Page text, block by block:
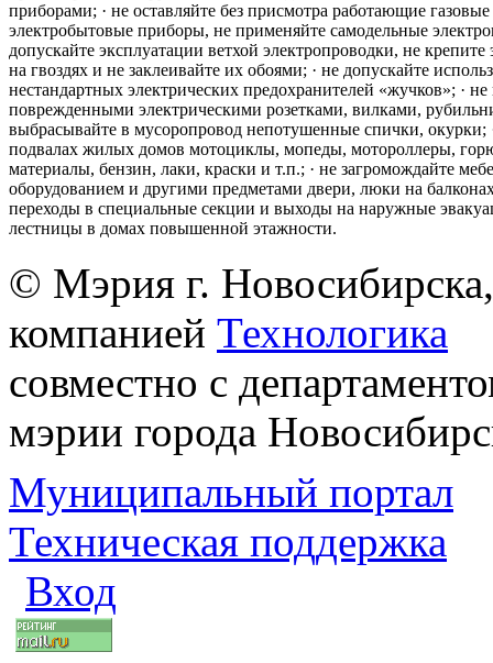
приборами; · не оставляйте без присмотра работающие
электробытовые приборы, не применяйте самодельные
допускайте эксплуатации ветхой электропроводки, не крепите
на гвоздях и не заклеивайте их обоями; · не допускайте
нестандартных электрических предохранителей «жучков»; · не
поврежденными электрическими розетками, вилками,
выбрасывайте в мусоропровод непотушенные спички, окурки;
подвалах жилых домов мотоциклы, мопеды, мотороллеры,
материалы, бензин, лаки, краски и т.п.; · не загромождайте
оборудованием и другими предметами двери, люки на
переходы в специальные секции и выходы на наружные
лестницы в домах повышенной этажности.
© Мэрия г.
компанией Технологика
совместно с
мэрии города
Муниципальный портал
Техническая поддержка
Вход